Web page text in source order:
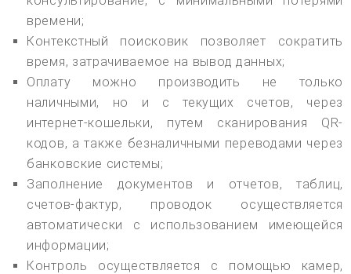
времени;
Контекстный поисковик позволяет сократить
время, затрачиваемое на вывод данных;
Оплату можно производить не только
наличными, но и с текущих счетов, через
интернет-кошельки, путем сканирования QR-
кодов, а также безналичными переводами через
банковские системы;
Заполнение документов и отчетов, таблиц,
счетов-фактур, проводок осуществляется
автоматически с использованием имеющейся
информации;
Контроль осуществляется с помощью камер,